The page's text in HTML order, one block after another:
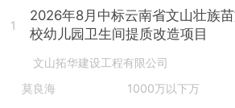
1
2026年8月中标云南省文山壮族
校幼儿园卫生间提质改造项目
文山拓华建设工程有限公司
莫良海
1000万以下万